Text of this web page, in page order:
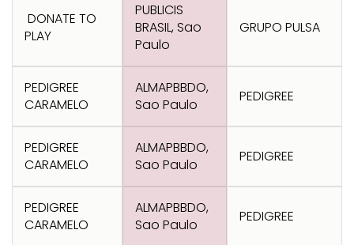
DONATE TO
PLAY
PUBLICIS
BRASIL, Sao
Paulo
GRUPO PULSA
PEDIGREE
CARAMELO
ALMAPBBDO,
Sao Paulo
PEDIGREE
PEDIGREE
CARAMELO
ALMAPBBDO,
Sao Paulo
PEDIGREE
PEDIGREE
CARAMELO
ALMAPBBDO,
Sao Paulo
PEDIGREE